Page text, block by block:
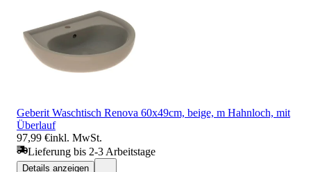
Geberit Waschtisch Renova 60x49cm, beige, m Hahnloch, mit
Überlauf
97,99 €inkl. MwSt.
Lieferung bis 2-3 Arbeitstage
Details anzeigen